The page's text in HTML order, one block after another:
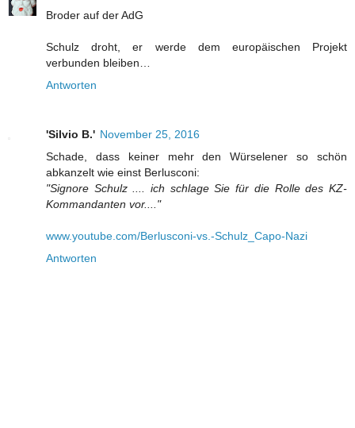
Broder auf der AdG
Schulz droht, er werde dem europäischen Projekt
verbunden bleiben…
Antworten
'Silvio B.' November 25, 2016
Schade, dass keiner mehr den Würselener so schön
abkanzelt wie einst Berlusconi:
"Signore Schulz .... ich schlage Sie für die Rolle des KZ-
Kommandanten vor...."
www.youtube.com/Berlusconi-vs.-Schulz_Capo-Nazi
Antworten